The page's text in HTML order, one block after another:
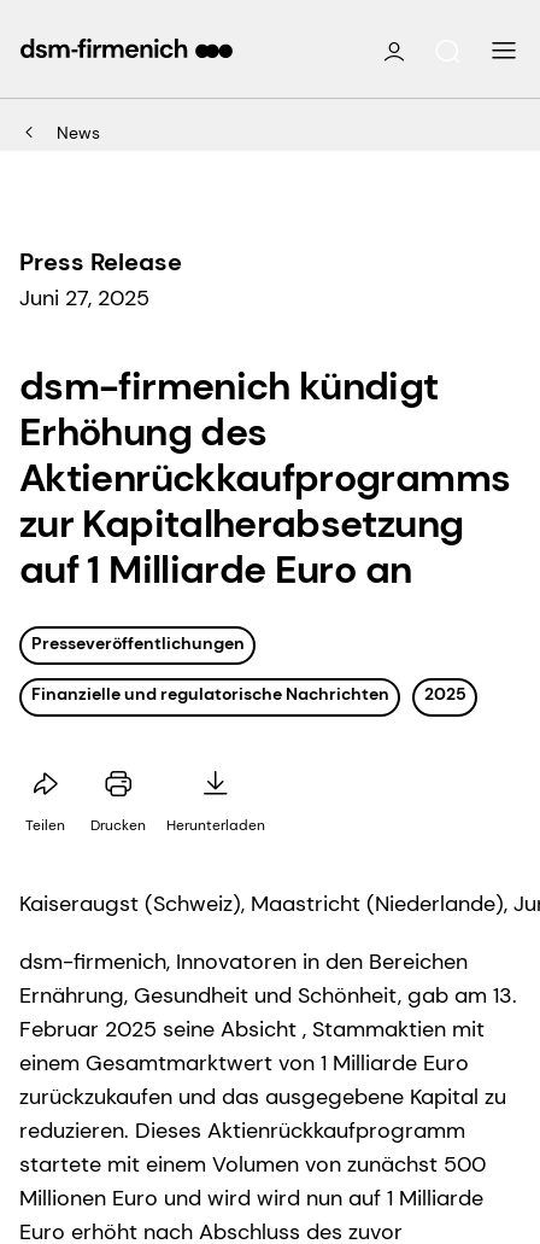
News
Press Release
Juni 27, 2025
dsm-firmenich kündigt
Erhöhung des
Aktienrückkaufprogramms
zur Kapitalherabsetzung
auf 1 Milliarde Euro an
Presseveröffentlichungen
Finanzielle und regulatorische Nachrichten 2025
Teilen Drucken Herunterladen
Kaiseraugst (Schweiz), Maastricht (Niederlande),
dsm-firmenich, Innovatoren in den Bereichen
Ernährung, Gesundheit und Schönheit, gab am 13.
Februar 2025 seine Absicht , Stammaktien mit
einem Gesamtmarktwert von 1 Milliarde Euro
zurückzukaufen und das ausgegebene Kapital zu
reduzieren. Dieses Aktienrückkaufprogramm
startete mit einem Volumen von zunächst 500
Millionen Euro und wird wird nun auf 1 Milliarde
Euro erhöht nach Abschluss des zuvor